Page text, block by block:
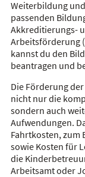
Weiterbildung
passenden
Akkreditierungs-
Arbeitsförderung (
kannst du den
beantragen und
Die Förderung
nicht nur die
sondern auch
Aufwendungen.
Fahrtkosten, zum
sowie Kosten für
die
Arbeitsamt oder